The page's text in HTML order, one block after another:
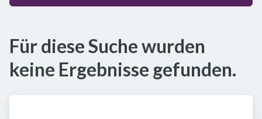
Für diese Suche wurden
keine Ergebnisse gefunden.